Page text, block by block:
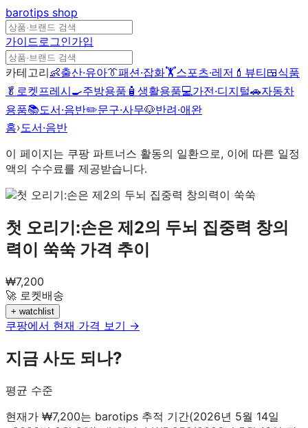
barotips shop
가이드로그인가입
카테고리👶출산·유아👔패션·잡화🏋️스포츠·레저 💄 뷰티🍱식품
🥬 로켓프레시🍳주방용품 🧴 생활용품💻가전·디지털🚗자동차
용품📚도서·음반✏️문구·사무🐶반려·애완
홈›도서·음반
이 페이지는 쿠팡 파트너스 활동의 일환으로, 이에 따른 일정
액의 수수료를 제공받습니다.
첫 오리기:손은 제2의 두뇌 집중력 창의
력이 쑥쑥 가격 추이
₩7,200
🚀 로켓배송
+ watchlist
쿠팡에서 현재 가격 보기 →
지금 사도 되나?
평균 수준
현재가 ₩7,200는 barotips 추적 기간(2026년 5월 14일